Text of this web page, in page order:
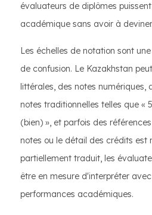
évaluateurs de diplômes
académique sans avoir à deviner.
Les échelles de notation sont
de confusion. Le Kazakhstan
littérales, des notes numériques,
notes traditionnelles telles que «
(bien) », et parfois des
notes ou le détail des crédits est
partiellement traduit, les
être en mesure d'interpréter
performances académiques.